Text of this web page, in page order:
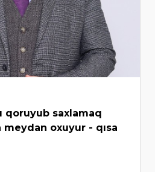
qoruyub saxlamaq
oxuyur - qısa